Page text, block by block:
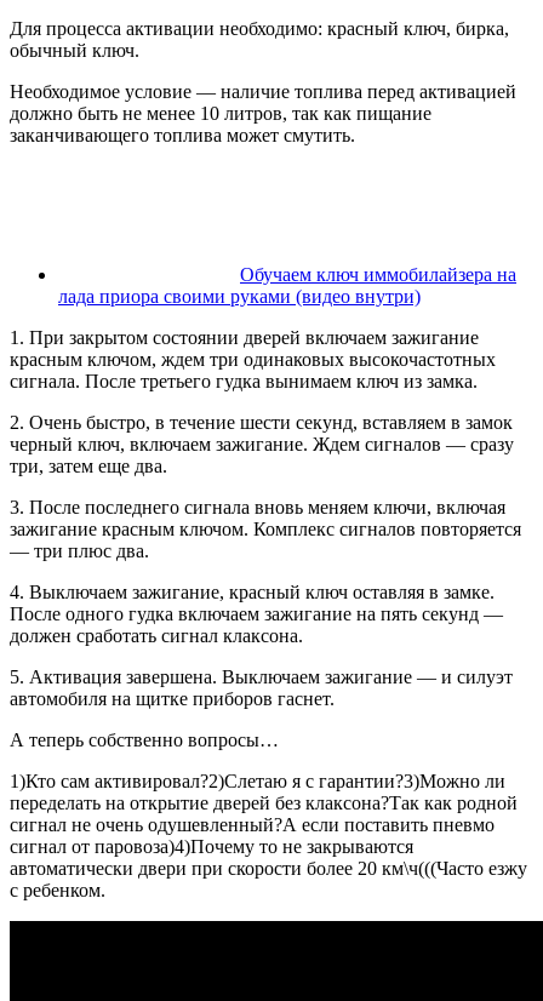
Для процесса активации необходимо: красный ключ, бирка,
обычный ключ.
Необходимое условие — наличие топлива перед активацией
должно быть не менее 10 литров, так как пищание
заканчивающего топлива может смутить.
Обучаем ключ иммобилайзера на
лада приора своими руками (видео внутри)
1. При закрытом состоянии дверей включаем зажигание
красным ключом, ждем три одинаковых высокочастотных
сигнала. После третьего гудка вынимаем ключ из замка.
2. Очень быстро, в течение шести секунд, вставляем в замок
черный ключ, включаем зажигание. Ждем сигналов — сразу
три, затем еще два.
3. После последнего сигнала вновь меняем ключи, включая
зажигание красным ключом. Комплекс сигналов повторяется
— три плюс два.
4. Выключаем зажигание, красный ключ оставляя в замке.
После одного гудка включаем зажигание на пять секунд —
должен сработать сигнал клаксона.
5. Активация завершена. Выключаем зажигание — и силуэт
автомобиля на щитке приборов гаснет.
А теперь собственно вопросы…
1)Кто сам активировал?2)Слетаю я с гарантии?3)Можно ли
переделать на открытие дверей без клаксона?Так как родной
сигнал не очень одушевленный?А если поставить пневмо
сигнал от паровоза)4)Почему то не закрываются
автоматически двери при скорости более 20 км\ч(((Часто езжу
с ребенком.